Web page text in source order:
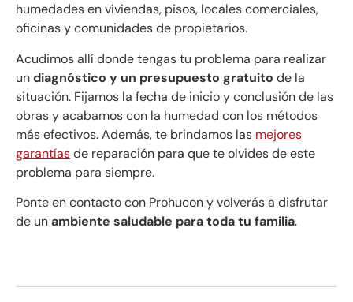
humedades en viviendas, pisos, locales comerciales,
oficinas y comunidades de propietarios.
Acudimos allí donde tengas tu problema para realizar
undiagnóstico y un presupuesto gratuito de la
situación. Fijamos la fecha de inicio y conclusión de las
obras y acabamos con la humedad con los métodos
más efectivos. Además, te brindamos las mejores
garantíasde reparación para que te olvides de este
problema para siempre.
Ponte en contacto con Prohucon y volverás a disfrutar
de unambiente saludable para toda tu familia.